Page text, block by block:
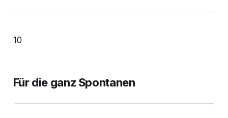
10
Für die ganz Spontanen